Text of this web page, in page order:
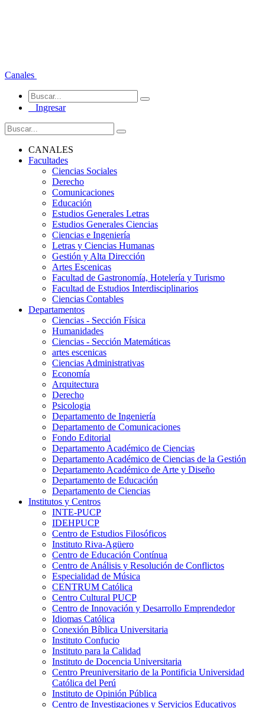
Canales
Ingresar
CANALES
Facultades
Ciencias Sociales
Derecho
Comunicaciones
Educación
Estudios Generales Letras
Estudios Generales Ciencias
Ciencias e Ingeniería
Letras y Ciencias Humanas
Gestión y Alta Dirección
Artes Escenicas
Facultad de Gastronomía, Hotelería y Turismo
Facultad de Estudios Interdisciplinarios
Ciencias Contables
Departamentos
Ciencias - Sección Física
Humanidades
Ciencias - Sección Matemáticas
artes escenicas
Ciencias Administrativas
Economía
Arquitectura
Derecho
Psicologia
Departamento de Ingeniería
Departamento de Comunicaciones
Fondo Editorial
Departamento Académico de Ciencias
Departamento Académico de Ciencias de la Gestión
Departamento Académico de Arte y Diseño
Departamento de Educación
Departamento de Ciencias
Institutos y Centros
INTE-PUCP
IDEHPUCP
Centro de Estudios Filosóficos
Instituto Riva-Agüero
Centro de Educación Contínua
Centro de Análisis y Resolución de Conflictos
Especialidad de Música
CENTRUM Católica
Centro Cultural PUCP
Centro de Innovación y Desarrollo Emprendedor
Idiomas Católica
Conexión Bíblica Universitaria
Instituto Confucio
Instituto para la Calidad
Instituto de Docencia Universitaria
Centro Preuniversitario de la Pontificia Universidad
Católica del Perú
Instituto de Opinión Pública
Centro de Investigaciones y Servicios Educativos